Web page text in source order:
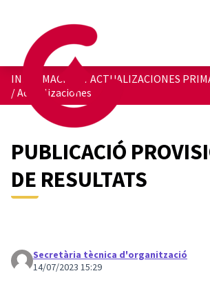
/Actualizaciones
PUBLICACIÓ
DE RESULTATS
Secretària tècnica d'organització
14/07/2023 15:29